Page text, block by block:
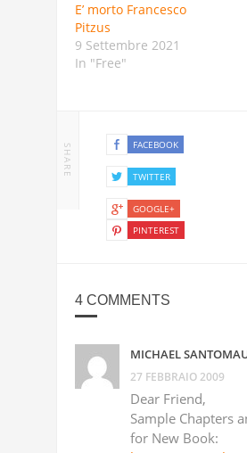
E’ morto Francesco
Pitzus
9 Settembre 2021
In "Free"
SHARE FACEBOOK
TWITTER
GOOGLE+
PINTEREST
4 COMMENTS
MICHAEL
27 FEBBRAIO 2009
Dear Friend,
Sample Chapters
for New Book: